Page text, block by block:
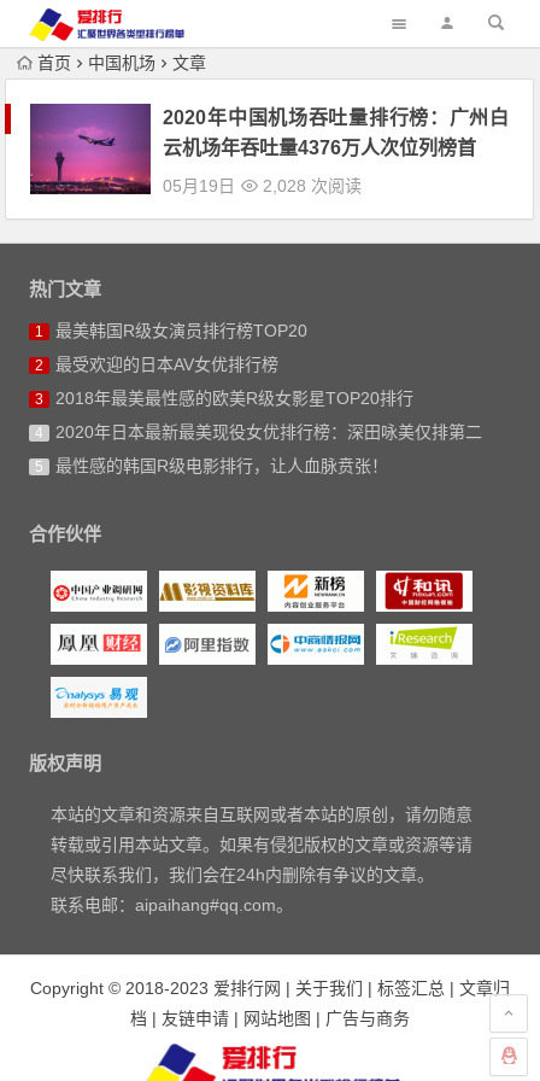
首页 中国机场 文章
2020年中国机场吞吐量排行榜：广州白
云机场年吞吐量4376万人次位列榜首
05月19日 2,028 次阅读
热门文章
1 最美韩国R级女演员排行榜TOP20
2 最受欢迎的日本AV女优排行榜
3 2018年最美最性感的欧美R级女影星TOP20排行
4 2020年日本最新最美现役女优排行榜：深田咏美仅排第二
5 最性感的韩国R级电影排行，让人血脉贲张！
合作伙伴
版权声明
本站的文章和资源来自互联网或者本站的原创，请勿随意
转载或引用本站文章。如果有侵犯版权的文章或资源等请
尽快联系我们，我们会在24h内删除有争议的文章。
联系电邮：aipaihang#qq.com。
Copyright © 2018-2023 爱排行网 | 关于我们 | 标签汇总 | 文章归
档 | 友链申请 | 网站地图 | 广告与商务